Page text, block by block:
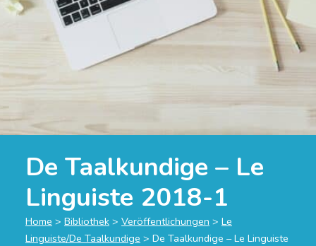
De Taalkundige – Le
Linguiste 2018-1
Home > Bibliothek > Veröffentlichungen > Le
Linguiste/De Taalkundige > De Taalkundige – Le Linguiste